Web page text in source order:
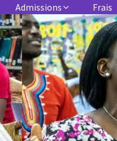
Admissions Frais